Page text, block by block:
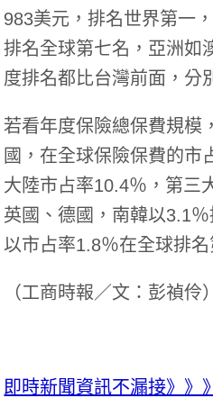
983美元，排名世界第一
排名全球第七名，亞洲如
度排名都比台灣前面，分
若看年度保險總保費規模
國，在全球保險保費的市
大陸市占率10.4％，第三
英國、德國，南韓以3.1
以市占率1.8％在全球排名
（工商時報／文：彭禎伶）
即時新聞資訊不漏接》》